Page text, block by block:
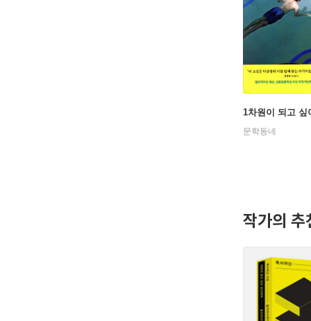
1차원이 되고 싶
문학동네
작가의 추